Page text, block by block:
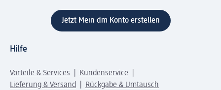
Jetzt Mein dm Konto erstellen
Hilfe
Vorteile & Services
Kundenservice
Lieferung & Versand
Rückgabe & Umtausch